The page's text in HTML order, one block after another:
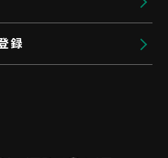
録